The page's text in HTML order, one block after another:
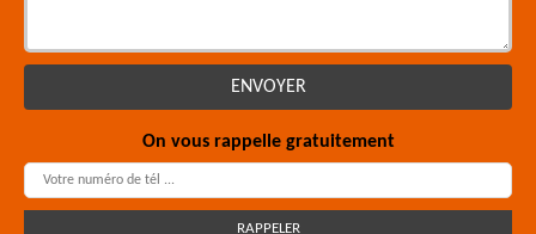
On vous rappelle gratuitement